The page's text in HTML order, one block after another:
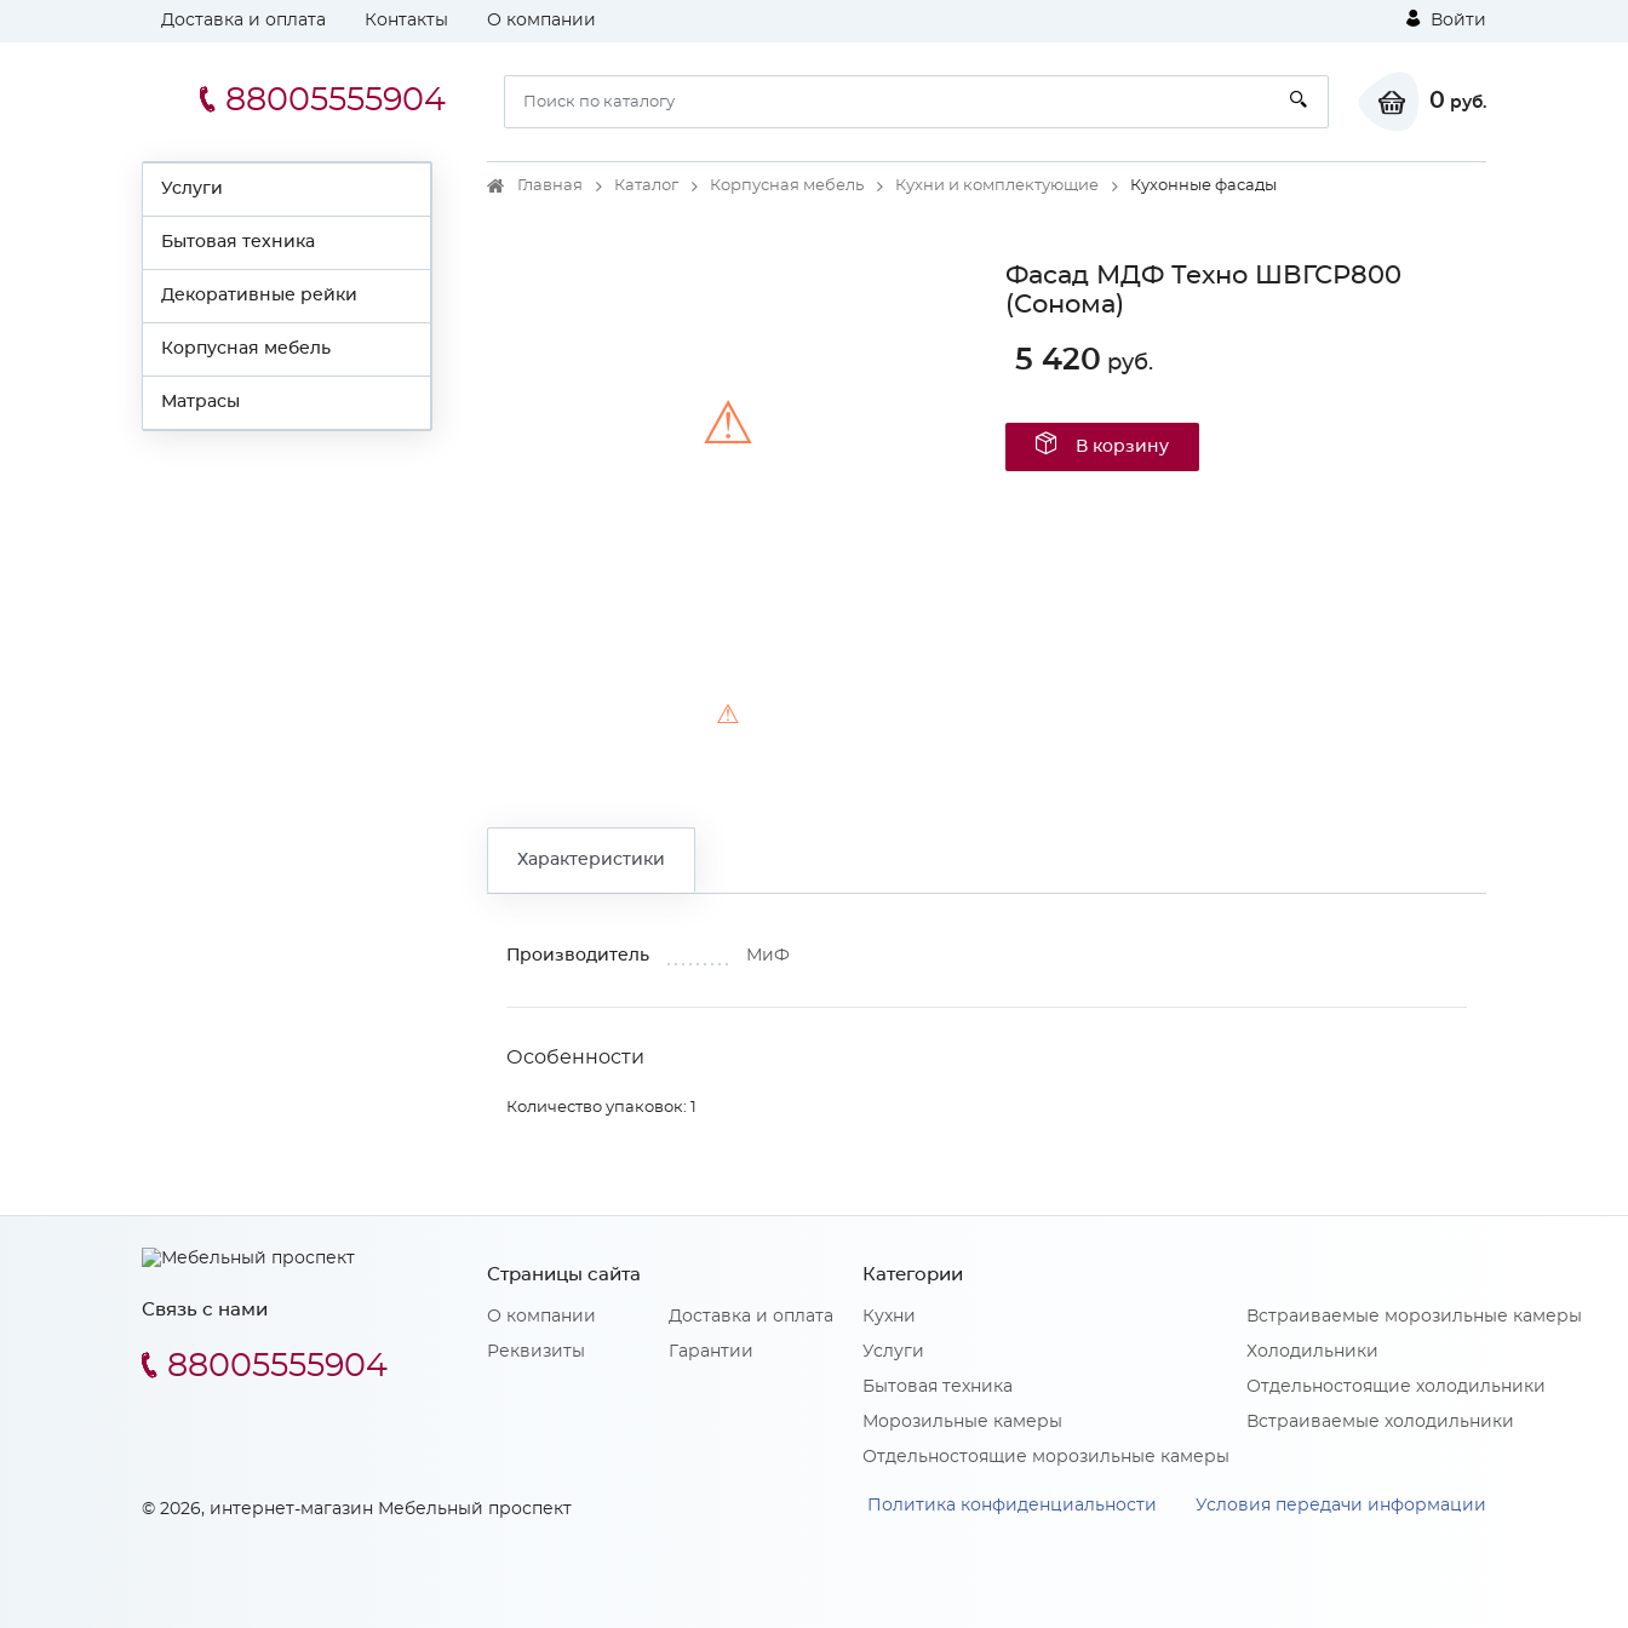
Доставка и оплата Контакты О компании Войти
88005555904 0 руб.
Услуги
Бытовая техника
Декоративные рейки
Корпусная мебель
Матрасы
Главная Каталог Корпусная мебель Кухни и комплектующие Кухонные фасады
⚠
⚠
Фасад МДФ Техно ШВГСР800
(Сонома)
5 420 руб.
В корзину
Характеристики
Производитель МиФ
Особенности
Количество упаковок: 1
Связь с нами
88005555904
Страницы сайта
О компании
Реквизиты
Доставка и оплата
Гарантии
Категории
Кухни
Услуги
Бытовая техника
Морозильные камеры
Отдельностоящие морозильные камеры
Встраиваемые морозильные камеры
Холодильники
Отдельностоящие холодильники
Встраиваемые холодильники
© 2026, интернет-магазин Мебельный проспект Политика конфиденциальности Условия передачи информации